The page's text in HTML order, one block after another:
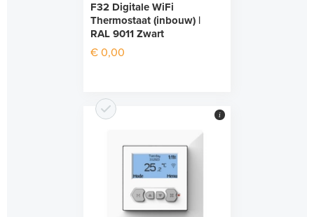
F32 Digitale WiFi
Thermostaat (inbouw) |
RAL 9011 Zwart
€ 0,00
i